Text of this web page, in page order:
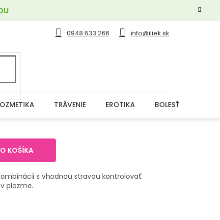
0948 633 266 info@iliek.sk
TRÁVENIE EROTIKA BOLESŤ
KOŠÍKA
s vhodnou stravou kontrolovať
plazme.